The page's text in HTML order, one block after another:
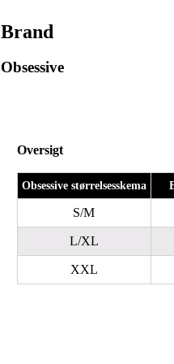
Brand
Obsessive
Oversigt
Obsessive størrelsesskema
S/M
L/XL
XXL